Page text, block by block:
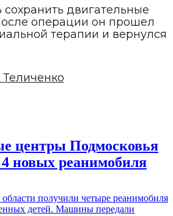
сохранить двигательные
операции он прошел
терапии и вернулся
Теличенко
центры Подмосковья
новых реанимобиля
получили четыре реанимобиля
детей. Машины передали